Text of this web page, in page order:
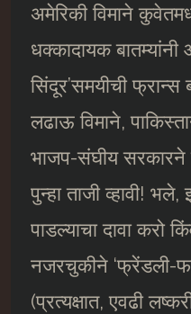
अमेरिकी विमाने
धक्कादायक
सिंदूर’समयीची फ्रान्स
लढाऊ विमाने,
भाजप-संघीय
पुन्हा ताजी व्हावी!
पाडल्याचा दावा करो
नजरचुकीने ‘फ्रेंडली-
(प्रत्यक्षात, एवढी